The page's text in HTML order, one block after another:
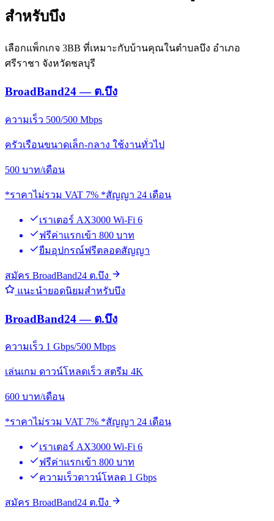
สำหรับบึง
เลือกแพ็กเกจ 3BB ที่เหมาะกับบ้านคุณในตำบลบึง อำเภอ
ศรีราชา จังหวัดชลบุรี
BroadBand24 — ต.บึง
ความเร็ว 500/500 Mbps
ครัวเรือนขนาดเล็ก-กลาง ใช้งานทั่วไป
500 บาท/เดือน
*ราคาไม่รวม VAT 7% *สัญญา 24 เดือน
เราเตอร์ AX3000 Wi-Fi 6
ฟรีค่าแรกเข้า 800 บาท
ยืมอุปกรณ์ฟรีตลอดสัญญา
สมัคร BroadBand24 ต.บึง
แนะนำยอดนิยมสำหรับบึง
BroadBand24 — ต.บึง
ความเร็ว 1 Gbps/500 Mbps
เล่นเกม ดาวน์โหลดเร็ว สตรีม 4K
600 บาท/เดือน
*ราคาไม่รวม VAT 7% *สัญญา 24 เดือน
เราเตอร์ AX3000 Wi-Fi 6
ฟรีค่าแรกเข้า 800 บาท
ความเร็วดาวน์โหลด 1 Gbps
สมัคร BroadBand24 ต.บึง